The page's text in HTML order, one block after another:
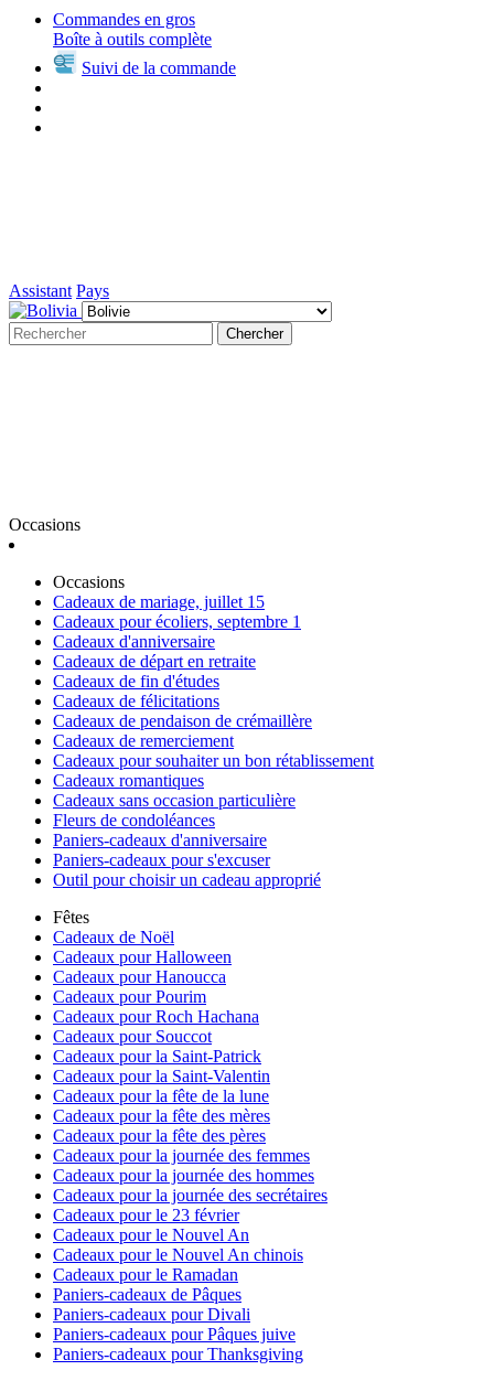
Commandes en gros
Boîte à outils complète
Suivi de la commande
Assistant Pays
Chercher
Occasions
Occasions
Cadeaux de mariage, juillet 15
Cadeaux pour écoliers, septembre 1
Cadeaux d'anniversaire
Cadeaux de départ en retraite
Cadeaux de fin d'études
Cadeaux de félicitations
Cadeaux de pendaison de crémaillère
Cadeaux de remerciement
Cadeaux pour souhaiter un bon rétablissement
Cadeaux romantiques
Cadeaux sans occasion particulière
Fleurs de condoléances
Paniers-cadeaux d'anniversaire
Paniers-cadeaux pour s'excuser
Outil pour choisir un cadeau approprié
Fêtes
Cadeaux de Noël
Cadeaux pour Halloween
Cadeaux pour Hanoucca
Cadeaux pour Pourim
Cadeaux pour Roch Hachana
Cadeaux pour Souccot
Cadeaux pour la Saint-Patrick
Cadeaux pour la Saint-Valentin
Cadeaux pour la fête de la lune
Cadeaux pour la fête des mères
Cadeaux pour la fête des pères
Cadeaux pour la journée des femmes
Cadeaux pour la journée des hommes
Cadeaux pour la journée des secrétaires
Cadeaux pour le 23 février
Cadeaux pour le Nouvel An
Cadeaux pour le Nouvel An chinois
Cadeaux pour le Ramadan
Paniers-cadeaux de Pâques
Paniers-cadeaux pour Divali
Paniers-cadeaux pour Pâques juive
Paniers-cadeaux pour Thanksgiving